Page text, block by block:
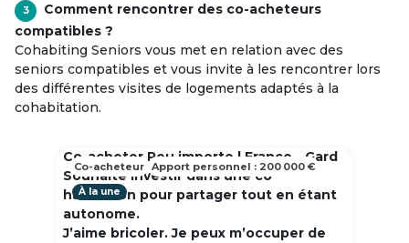
3
Comment rencontrer des co-acheteurs
compatibles ?
Cohabiting Seniors vous met en relation avec des
seniors compatibles et vous invite à les rencontrer lors
des différentes visites de logements adaptés à la
cohabitation.
Co-acheter Peu importe | France - Gard
Souhaite investir dans une co
habitation pour partager tout en étant
autonome.
J’aime bricoler. Je peux m’occuper de
À la une
Co-acheteur Apport personnel : 200 000 €